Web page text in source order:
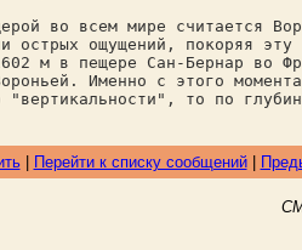
во всем мире считается
острых ощущений, покоряя
м в пещере Сан-Бернар во
Именно с этого
"вертикальности", то по
| Перейти к списку сообщений|